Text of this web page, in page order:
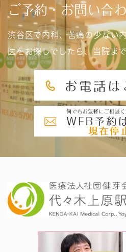
ご予約・お問い合
渋谷区で内科、苦痛の少ない
医をお探しでしたら、当院ま